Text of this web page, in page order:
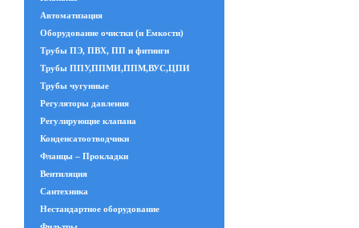
Автоматизация
Оборудование очистки (и Емкости)
Трубы ПЭ, ПВХ, ПП и фитинги
Трубы ППУ,ППМИ,ППМ,ВУС,ЦПИ
Трубы чугунные
Регуляторы давления
Регулирующие клапана
Конденсатоотводчики
Фланцы – Прокладки
Вентиляция
Сантехника
Нестандартное оборудование